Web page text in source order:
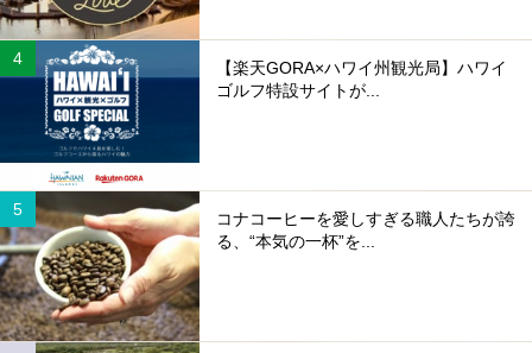
【楽天GORA×ハワイ州観光局】ハワイ
ゴルフ特設サイトが...
コナコーヒーを愛しすぎる職人たちが誇
る、“本気の一杯”を...